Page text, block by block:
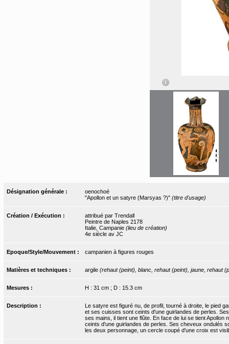
Désignation générale :
oenochoé
"Apollon et un satyre (Marsyas ?)" (titre d'usage)
Création / Exécution :
attribué par Trendall
Peintre de Naples 2178
Italie, Campanie (lieu de création)
4e siècle av JC
Epoque/Style/Mouvement : campanien à figures rouges
Matières et techniques : argile (rehaut (peint), blanc, rehaut (peint), jaune, rehaut
Mesures : H : 31 cm ; D : 15.3 cm
Description :
Le satyre est figuré nu, de profil, tourné à droite, le pied
et ses cuisses sont ceints d'une guirlandes de perles.
ses mains, il tient une flûte. En face de lui se tient
ceints d'une guirlandes de perles. Ses cheveux ondulés
les deux personnage, un cercle coupé d'une croix est